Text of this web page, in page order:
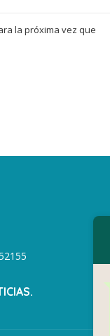
la próxima vez que